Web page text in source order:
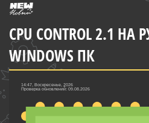
CPU CONTROL 2.1
WINDOWS ПК
14:47, Воскресенье, 2026
Проверка обновлений: 09.08.2026